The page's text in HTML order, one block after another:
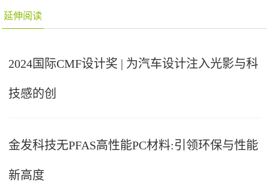
延伸阅读
2024国际CMF设计奖 | 为汽车设计注入光影与科
技感的创
金发科技无PFAS高性能PC材料:引领环保与性能
新高度